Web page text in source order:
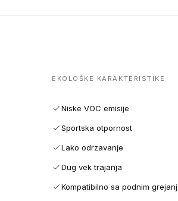
EKOLOŠKE KARAKTERISTIKE
Niske VOC emisije
Sportska otpornost
Lako odrzavanje
Dug vek trajanja
Kompatibilno sa podnim